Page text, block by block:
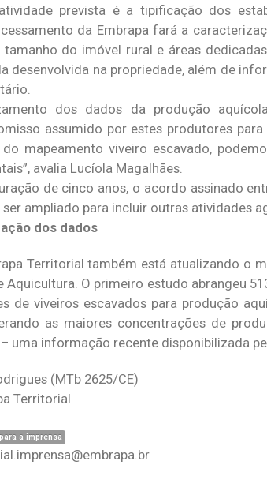
prevista é a tipificação dos
da Embrapa fará a
tamanho do imóvel rural e áreas
desenvolvida na propriedade, além de
dos dados da produção
assumido por estes produtores
do mapeamento viveiro escavado,
avalia Lucíola Magalhães.
de cinco anos, o acordo assinado
ser ampliado para incluir outras atividades
dos dados
Territorial também está atualizando o
Aquicultura. O primeiro estudo abrangeu
de viveiros escavados para produção
as maiores concentrações de
– uma informação recente disponibilizada
(MTb 2625/CE)
Territorial
a imprensa